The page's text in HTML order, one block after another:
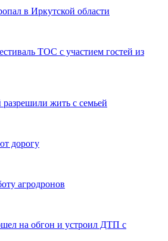
в Иркутской области
ТОС с участием гостей из
жить с семьей
дорогу
агродронов
на обгон и устроил ДТП с